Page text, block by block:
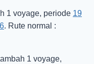
1 voyage, periode 19
. Rute normal :
1 voyage,